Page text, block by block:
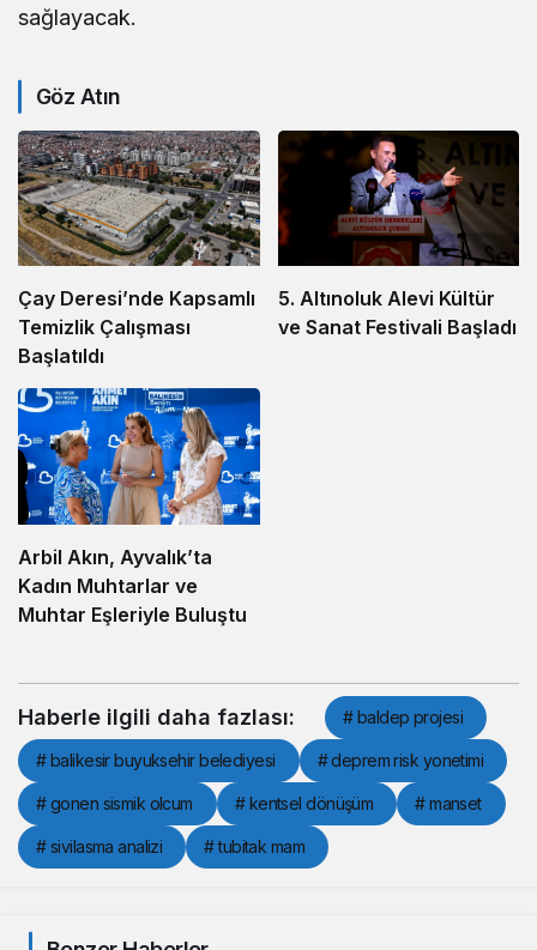
sağlayacak.
Göz Atın
Çay Deresi’nde Kapsamlı
Temizlik Çalışması
Başlatıldı
5. Altınoluk Alevi Kültür
ve Sanat Festivali Başladı
Arbil Akın, Ayvalık’ta
Kadın Muhtarlar ve
Muhtar Eşleriyle Buluştu
Haberle ilgili daha fazlası: # baldep projesi
# balikesir buyuksehir belediyesi # deprem risk yonetimi
# gonen sismik olcum # kentsel dönüşüm # manset
# sivilasma analizi # tubitak mam